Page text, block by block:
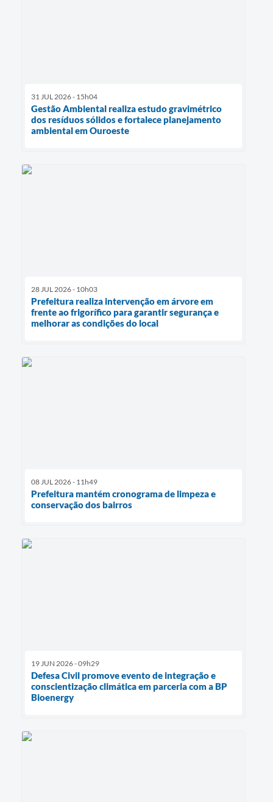
31 JUL 2026 - 15h04
Gestão Ambiental realiza estudo gravimétrico
dos resíduos sólidos e fortalece planejamento
ambiental em Ouroeste
28 JUL 2026 - 10h03
Prefeitura realiza intervenção em árvore em
frente ao frigorífico para garantir segurança e
melhorar as condições do local
08 JUL 2026 - 11h49
Prefeitura mantém cronograma de limpeza e
conservação dos bairros
19 JUN 2026 - 09h29
Defesa Civil promove evento de integração e
conscientização climática em parceria com a BP
Bioenergy